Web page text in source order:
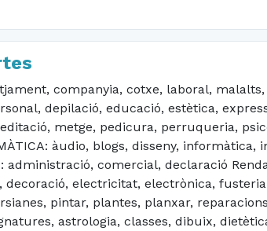
companyia, cotxe, laboral,
depilació, educació, estètica,
metge, pedicura, perruqueria,
àudio, blogs, disseny,
administració, comercial, declaració
decoració, electricitat, electrònica,
pintar, plantes, planxar,
astrologia, classes, dibuix,